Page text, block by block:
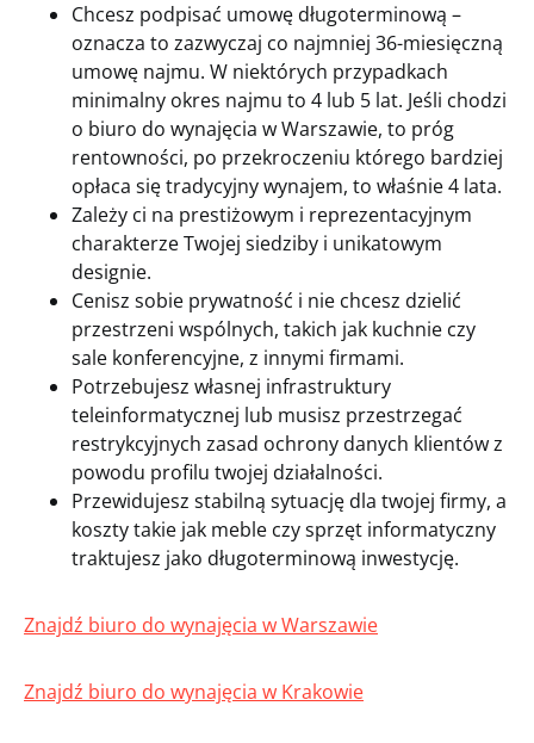
Chcesz podpisać umowę długoterminową –
oznacza to zazwyczaj co najmniej 36-miesięczną
umowę najmu. W niektórych przypadkach
minimalny okres najmu to 4 lub 5 lat. Jeśli chodzi
o biuro do wynajęcia w Warszawie, to próg
rentowności, po przekroczeniu którego bardziej
opłaca się tradycyjny wynajem, to właśnie 4 lata.
Zależy ci na prestiżowym i reprezentacyjnym
charakterze Twojej siedziby i unikatowym
designie.
Cenisz sobie prywatność i nie chcesz dzielić
przestrzeni wspólnych, takich jak kuchnie czy
sale konferencyjne, z innymi firmami.
Potrzebujesz własnej infrastruktury
teleinformatycznej lub musisz przestrzegać
restrykcyjnych zasad ochrony danych klientów z
powodu profilu twojej działalności.
Przewidujesz stabilną sytuację dla twojej firmy, a
koszty takie jak meble czy sprzęt informatyczny
traktujesz jako długoterminową inwestycję.
Znajdź biuro do wynajęcia w Warszawie
Znajdź biuro do wynajęcia w Krakowie